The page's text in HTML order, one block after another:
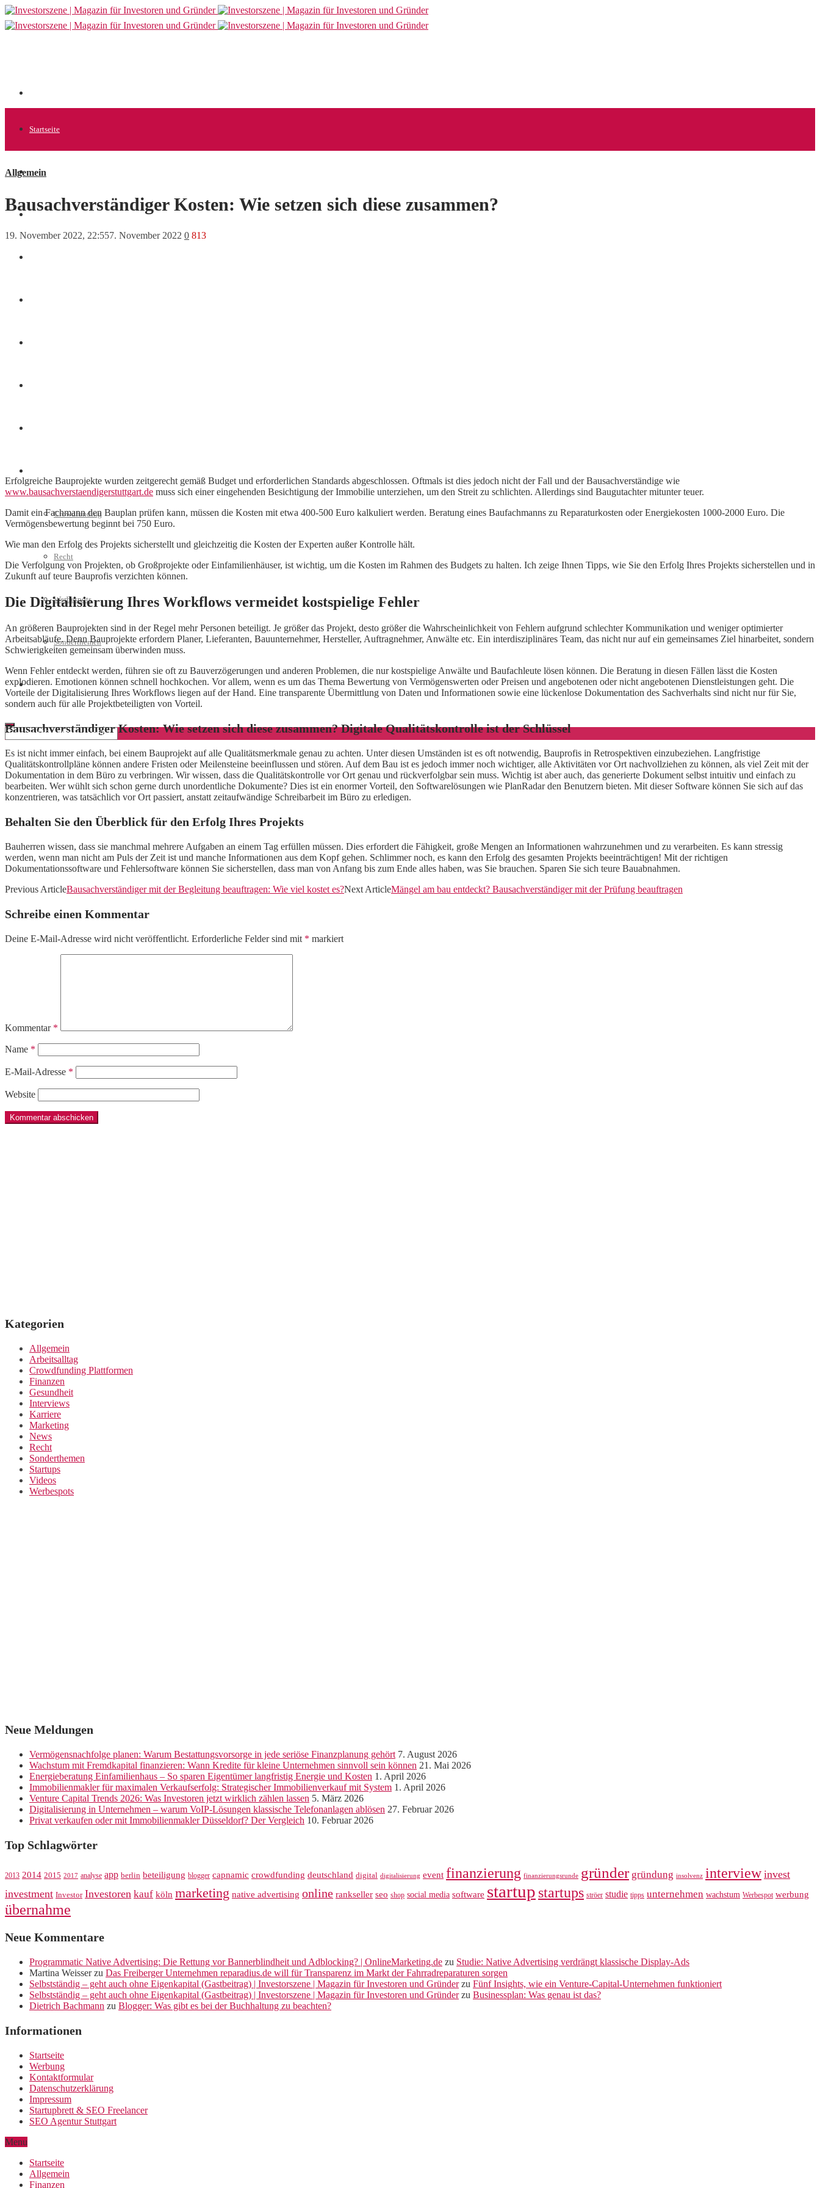
Startseite
Allgemein
Crowdfunding
Recht
Werbespots
Sonderthemen
Geschäftskonto eröffnen
Allgemein
Bausachverständiger Kosten: Wie setzen sich diese zusammen?
19. November 2022, 22:557. November 2022 0 813
Erfolgreiche Bauprojekte wurden zeitgerecht gemäß Budget und erforderlichen Standards abgeschlossen. Oftmals ist dies jedoch nicht der Fall und der Bausachverständige wie
www.bausachverstaendigerstuttgart.de muss sich einer eingehenden Besichtigung der Immobilie unterziehen, um den Streit zu schlichten. Allerdings sind Baugutachter mitunter teuer.
Damit ein Fachmann den Bauplan prüfen kann, müssen die Kosten mit etwa 400-500 Euro kalkuliert werden. Beratung eines Baufachmanns zu Reparaturkosten oder Energiekosten 1000-2000 Euro. Die
Vermögensbewertung beginnt bei 750 Euro.
Wie man den Erfolg des Projekts sicherstellt und gleichzeitig die Kosten der Experten außer Kontrolle hält.
Die Verfolgung von Projekten, ob Großprojekte oder Einfamilienhäuser, ist wichtig, um die Kosten im Rahmen des Budgets zu halten. Ich zeige Ihnen Tipps, wie Sie den Erfolg Ihres Projekts sicherstellen und in
Zukunft auf teure Bauprofis verzichten können.
Die Digitalisierung Ihres Workflows vermeidet kostspielige Fehler
An größeren Bauprojekten sind in der Regel mehr Personen beteiligt. Je größer das Projekt, desto größer die Wahrscheinlichkeit von Fehlern aufgrund schlechter Kommunikation und weniger optimierter
Arbeitsabläufe. Denn Bauprojekte erfordern Planer, Lieferanten, Bauunternehmer, Hersteller, Auftragnehmer, Anwälte etc. Ein interdisziplinäres Team, das nicht nur auf ein gemeinsames Ziel hinarbeitet, sondern
Schwierigkeiten gemeinsam überwinden muss.
Wenn Fehler entdeckt werden, führen sie oft zu Bauverzögerungen und anderen Problemen, die nur kostspielige Anwälte und Baufachleute lösen können. Die Beratung in diesen Fällen lässt die Kosten
explodieren. Emotionen können schnell hochkochen. Vor allem, wenn es um das Thema Bewertung von Vermögenswerten oder Preisen und angebotenen oder nicht angebotenen Dienstleistungen geht. Die
Vorteile der Digitalisierung Ihres Workflows liegen auf der Hand. Eine transparente Übermittlung von Daten und Informationen sowie eine lückenlose Dokumentation des Sachverhalts sind nicht nur für Sie,
sondern auch für alle Projektbeteiligten von Vorteil.
Bausachverständiger Kosten: Wie setzen sich diese zusammen? Digitale Qualitätskontrolle ist der Schlüssel
Es ist nicht immer einfach, bei einem Bauprojekt auf alle Qualitätsmerkmale genau zu achten. Unter diesen Umständen ist es oft notwendig, Bauprofis in Retrospektiven einzubeziehen. Langfristige
Qualitätskontrollpläne können andere Fristen oder Meilensteine beeinflussen und stören. Auf dem Bau ist es jedoch immer noch wichtiger, alle Aktivitäten vor Ort nachvollziehen zu können, als viel Zeit mit der
Dokumentation in dem Büro zu verbringen. Wir wissen, dass die Qualitätskontrolle vor Ort genau und rückverfolgbar sein muss. Wichtig ist aber auch, das generierte Dokument selbst intuitiv und einfach zu
bearbeiten. Wer wühlt sich schon gerne durch unordentliche Dokumente? Dies ist ein enormer Vorteil, den Softwarelösungen wie PlanRadar den Benutzern bieten. Mit dieser Software können Sie sich auf das
konzentrieren, was tatsächlich vor Ort passiert, anstatt zeitaufwändige Schreibarbeit im Büro zu erledigen.
Behalten Sie den Überblick für den Erfolg Ihres Projekts
Bauherren wissen, dass sie manchmal mehrere Aufgaben an einem Tag erfüllen müssen. Dies erfordert die Fähigkeit, große Mengen an Informationen wahrzunehmen und zu verarbeiten. Es kann stressig
werden, wenn man nicht am Puls der Zeit ist und manche Informationen aus dem Kopf gehen. Schlimmer noch, es kann den Erfolg des gesamten Projekts beeinträchtigen! Mit der richtigen
Dokumentationssoftware und Fehlersoftware können Sie sicherstellen, dass man von Anfang bis zum Ende alles haben, was Sie brauchen. Sparen Sie sich teure Bauabnahmen.
Previous ArticleBausachverständiger mit der Begleitung beauftragen: Wie viel kostet es?Next ArticleMängel am bau entdeckt? Bausachverständiger mit der Prüfung beauftragen
Schreibe einen Kommentar
Deine E-Mail-Adresse wird nicht veröffentlicht. Erforderliche Felder sind mit * markiert
Kommentar *
Name *
E-Mail-Adresse *
Website
Kategorien
Allgemein
Arbeitsalltag
Crowdfunding Plattformen
Finanzen
Gesundheit
Interviews
Karriere
Marketing
News
Recht
Sonderthemen
Startups
Videos
Werbespots
Neue Meldungen
Vermögensnachfolge planen: Warum Bestattungsvorsorge in jede seriöse Finanzplanung gehört 7. August 2026
Wachstum mit Fremdkapital finanzieren: Wann Kredite für kleine Unternehmen sinnvoll sein können 21. Mai 2026
Energieberatung Einfamilienhaus – So sparen Eigentümer langfristig Energie und Kosten 1. April 2026
Immobilienmakler für maximalen Verkaufserfolg: Strategischer Immobilienverkauf mit System 1. April 2026
Venture Capital Trends 2026: Was Investoren jetzt wirklich zählen lassen 5. März 2026
Digitalisierung in Unternehmen – warum VoIP-Lösungen klassische Telefonanlagen ablösen 27. Februar 2026
Privat verkaufen oder mit Immobilienmakler Düsseldorf? Der Vergleich 10. Februar 2026
Top Schlagwörter
2013 2014 2015 2017 analyse app berlin beteiligung blogger capnamic crowdfunding deutschland digital digitalisierung event finanzierung finanzierungsrunde gründer gründung insolvenz interview invest
investment Investor Investoren kauf köln marketing native advertising online rankseller seo shop social media software startup startups ströer studie tipps unternehmen wachstum Werbespot werbung
übernahme
Neue Kommentare
Programmatic Native Advertising: Die Rettung vor Bannerblindheit und Adblocking? | OnlineMarketing.de zu Studie: Native Advertising verdrängt klassische Display-Ads
Martina Weisserzu Das Freiberger Unternehmen reparadius.de will für Transparenz im Markt der Fahrradreparaturen sorgen
Selbstständig – geht auch ohne Eigenkapital (Gastbeitrag) | Investorszene | Magazin für Investoren und Gründerzu Fünf Insights, wie ein Venture-Capital-Unternehmen funktioniert
Selbstständig – geht auch ohne Eigenkapital (Gastbeitrag) | Investorszene | Magazin für Investoren und Gründerzu Businessplan: Was genau ist das?
Dietrich Bachmann zu Blogger: Was gibt es bei der Buchhaltung zu beachten?
Informationen
Startseite
Werbung
Kontaktformular
Datenschutzerklärung
Impressum
Startupbrett & SEO Freelancer
SEO Agentur Stuttgart
Menu
Startseite
Allgemein
Finanzen